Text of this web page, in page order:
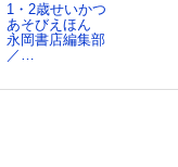
1・2歳せいかつ
あそびえほん
永岡書店編集部
／…